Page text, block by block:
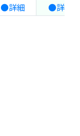
●詳細 ●詳細